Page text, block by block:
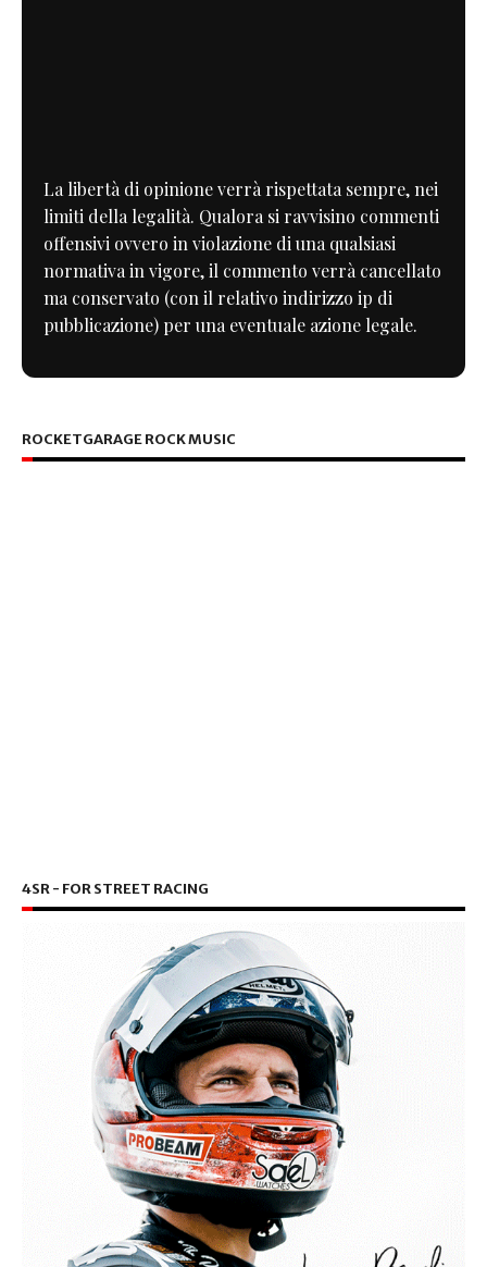
La libertà di opinione verrà rispettata sempre, nei
limiti della legalità. Qualora si ravvisino commenti
offensivi ovvero in violazione di una qualsiasi
normativa in vigore, il commento verrà cancellato
ma conservato (con il relativo indirizzo ip di
pubblicazione) per una eventuale azione legale.
ROCKETGARAGE ROCK MUSIC
4SR - FOR STREET RACING